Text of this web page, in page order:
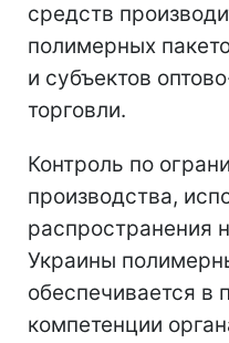
средств
полимерных
и субъектов
торговли.
Контроль по
производства,
распространения
Украины
обеспечивается в
компетенции